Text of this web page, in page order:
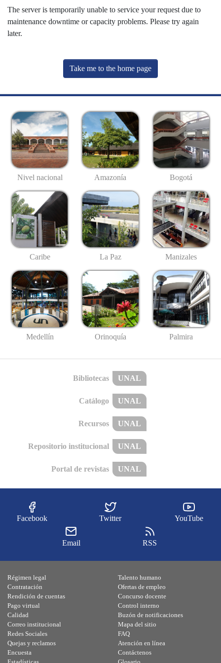
The server is temporarily unable to service your request due to
maintenance downtime or capacity problems. Please try again
later.
Take me to the home page
Nivel nacional Amazonía Bogotá
Caribe La Paz Manizales
Medellín Orinoquía Palmira
Bibliotecas UNAL
Catálogo UNAL
Recursos UNAL
Repositorio institucional UNAL
Portal de revistas UNAL
Facebook Twitter YouTube
Email RSS
Régimen legal
Contratación
Rendición de cuentas
Pago virtual
Calidad
Talento humano
Ofertas de empleo
Concurso docente
Control interno
Buzón de notificaciones
Correo institucional
Redes Sociales
Quejas y reclamos
Encuesta
Mapa del sitio
FAQ
Atención en línea
Contáctenos